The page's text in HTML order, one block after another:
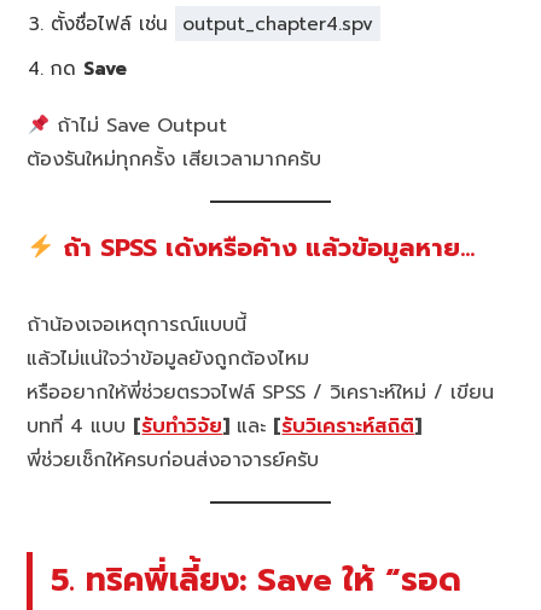
ตั้งชื่อไฟล์ เช่น
output_chapter4.spv
กด Save
ถ้าไม่ Save Output
ต้องรันใหม่ทุกครั้ง เสียเวลามากครับ
ถ้า SPSS เด้งหรือค้าง แล้วข้อมูลหาย…
ถ้าน้องเจอเหตุการณ์แบบนี้
แล้วไม่แน่ใจว่าข้อมูลยังถูกต้องไหม
หรืออยากให้พี่ช่วยตรวจไฟล์ SPSS / วิเคราะห์ใหม่ / เขียน
บทที่ 4 แบบ [รับทำวิจัย] และ [รับวิเคราะห์สถิติ]
พี่ช่วยเช็กให้ครบก่อนส่งอาจารย์ครับ
5. ทริคพี่เลี้ยง: Save ให้ “รอด